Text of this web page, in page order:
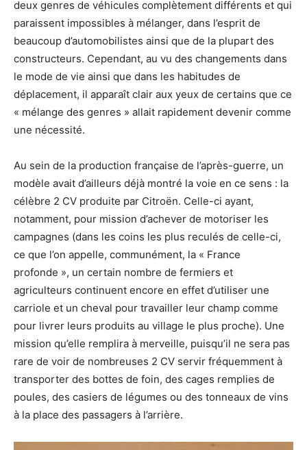
deux genres de véhicules complètement différents et qui
paraissent impossibles à mélanger, dans l’esprit de
beaucoup d’automobilistes ainsi que de la plupart des
constructeurs. Cependant, au vu des changements dans
le mode de vie ainsi que dans les habitudes de
déplacement, il apparaît clair aux yeux de certains que ce
« mélange des genres » allait rapidement devenir comme
une nécessité.
Au sein de la production française de l’après-guerre, un
modèle avait d’ailleurs déjà montré la voie en ce sens : la
célèbre 2 CV produite par Citroën. Celle-ci ayant,
notamment, pour mission d’achever de motoriser les
campagnes (dans les coins les plus reculés de celle-ci,
ce que l’on appelle, communément, la « France
profonde », un certain nombre de fermiers et
agriculteurs continuent encore en effet d’utiliser une
carriole et un cheval pour travailler leur champ comme
pour livrer leurs produits au village le plus proche). Une
mission qu’elle remplira à merveille, puisqu’il ne sera pas
rare de voir de nombreuses 2 CV servir fréquemment à
transporter des bottes de foin, des cages remplies de
poules, des casiers de légumes ou des tonneaux de vins
à la place des passagers à l’arrière.